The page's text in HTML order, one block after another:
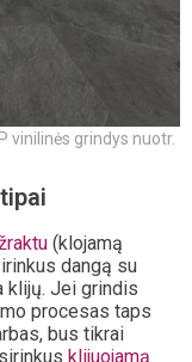
vinilinės grindys nuotr.
(klojamą
dangą su
klijų. Jei grindis
procesas taps
bus tikrai
klijuojamą